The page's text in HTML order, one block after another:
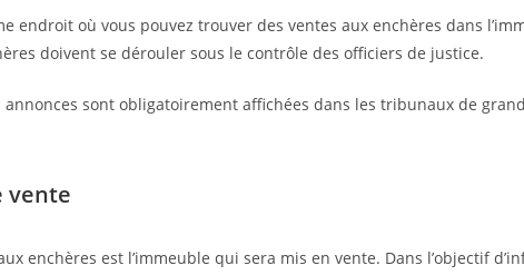
endroit où vous pouvez trouver des ventes aux enchères dans
doivent se dérouler sous le contrôle des officiers de justice.
sont obligatoirement affichées dans les tribunaux de
vente
enchères est l’immeuble qui sera mis en vente. Dans l’objectif